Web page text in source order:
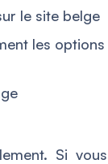
le site belge
les options
Si vous